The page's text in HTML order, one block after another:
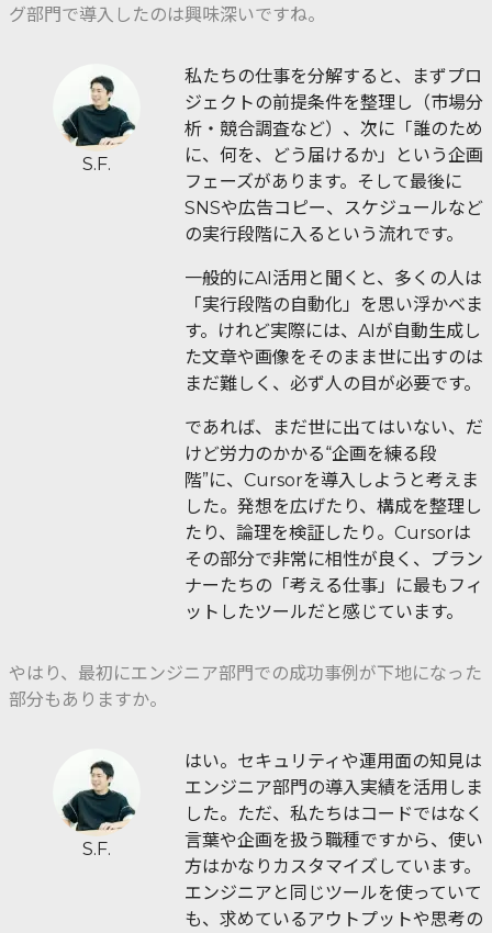
グ部門で導入したのは興味深いですね。
S.F.
私たちの仕事を分解すると、まずプロ
ジェクトの前提条件を整理し（市場分
析・競合調査など）、次に「誰のため
に、何を、どう届けるか」という企画
フェーズがあります。そして最後に
SNSや広告コピー、スケジュールなど
の実行段階に入るという流れです。
一般的にAI活用と聞くと、多くの人は
「実行段階の自動化」を思い浮かべま
す。けれど実際には、AIが自動生成し
た文章や画像をそのまま世に出すのは
まだ難しく、必ず人の目が必要です。
であれば、まだ世に出てはいない、だ
けど労力のかかる“企画を練る段
階”に、Cursorを導入しようと考えま
した。発想を広げたり、構成を整理し
たり、論理を検証したり。Cursorは
その部分で非常に相性が良く、プラン
ナーたちの「考える仕事」に最もフィ
ットしたツールだと感じています。
やはり、最初にエンジニア部門での成功事例が下地になった
部分もありますか。
S.F.
はい。セキュリティや運用面の知見は
エンジニア部門の導入実績を活用しま
した。ただ、私たちはコードではなく
言葉や企画を扱う職種ですから、使い
方はかなりカスタマイズしています。
エンジニアと同じツールを使っていて
も、求めているアウトプットや思考の